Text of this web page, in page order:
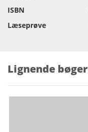
ISBN
Læseprøve
Lignende bøger